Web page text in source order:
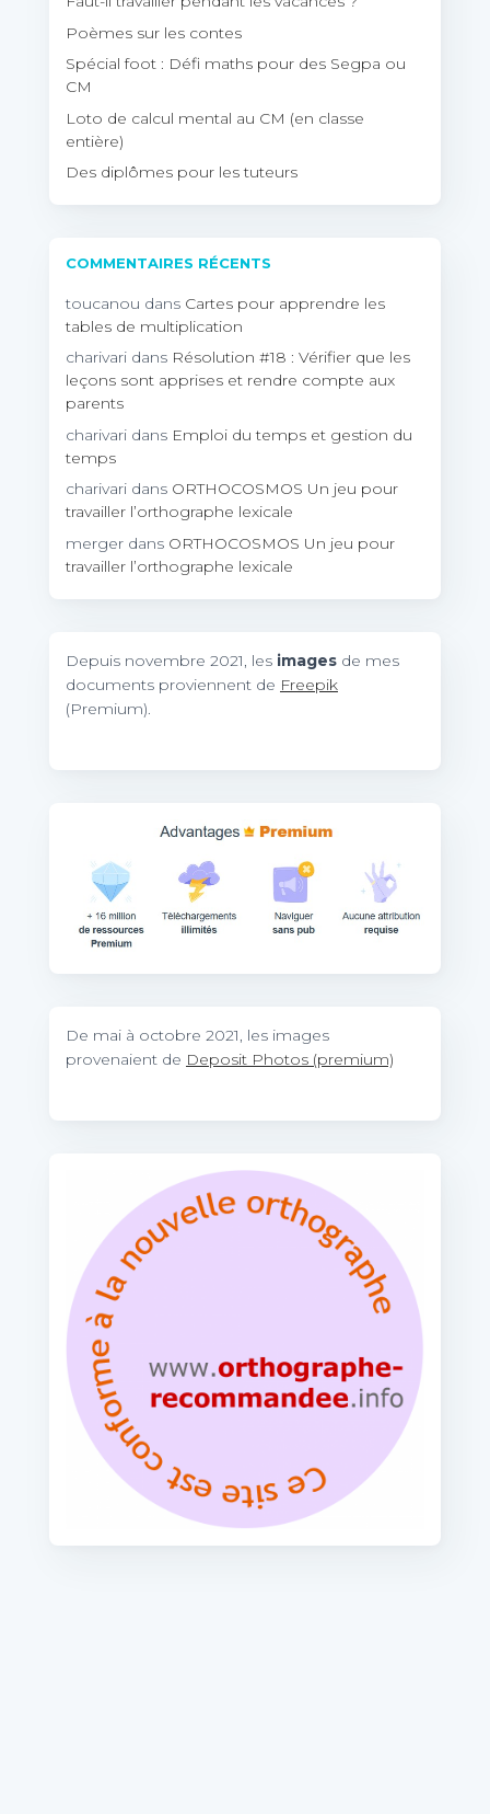
Poèmes sur les contes
Spécial foot : Défi maths pour des Segpa ou
CM
Loto de calcul mental au CM (en classe
entière)
Des diplômes pour les tuteurs
COMMENTAIRES RÉCENTS
toucanou dans Cartes pour apprendre les
tables de multiplication
charivari dans Résolution #18 : Vérifier que les
leçons sont apprises et rendre compte aux
parents
charivari dans Emploi du temps et gestion du
temps
charivari dans ORTHOCOSMOS Un jeu pour
travailler l’orthographe lexicale
merger dans ORTHOCOSMOS Un jeu pour
travailler l’orthographe lexicale
Depuis novembre 2021, les images de mes
documents proviennent de Freepik
(Premium).
De mai à octobre 2021, les images
provenaient de Deposit Photos (premium)